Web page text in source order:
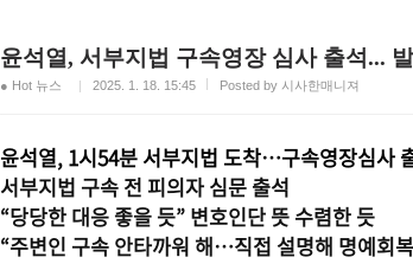
윤석열, 서부지법 구속영장 심사 출석...
● Hot 뉴스 2025. 1. 18. 15:45 Posted by 시사한매니져
윤석열, 1시54분 서부지법 도착…구속영장심사
서부지법 구속 전 피의자 심문 출석
“당당한 대응 좋을 듯” 변호인단 뜻 수렴한 듯
“주변인 구속 안타까워 해…직접 설명해 명예회